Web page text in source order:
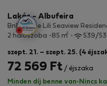
Lakás - Albufeira
BnB Home Lili Seaview
2 hálószoba
85 m2 539/
szept. 21. – szept. 25. (4
72 569 Ft / éjszaka
Minden díj benne van· Nincs